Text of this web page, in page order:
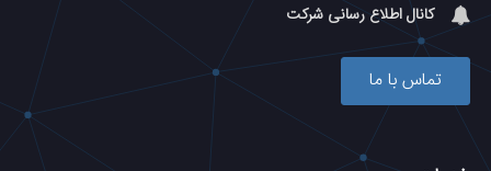
کانال اطلاع رسانی شرکت
تماس با ما